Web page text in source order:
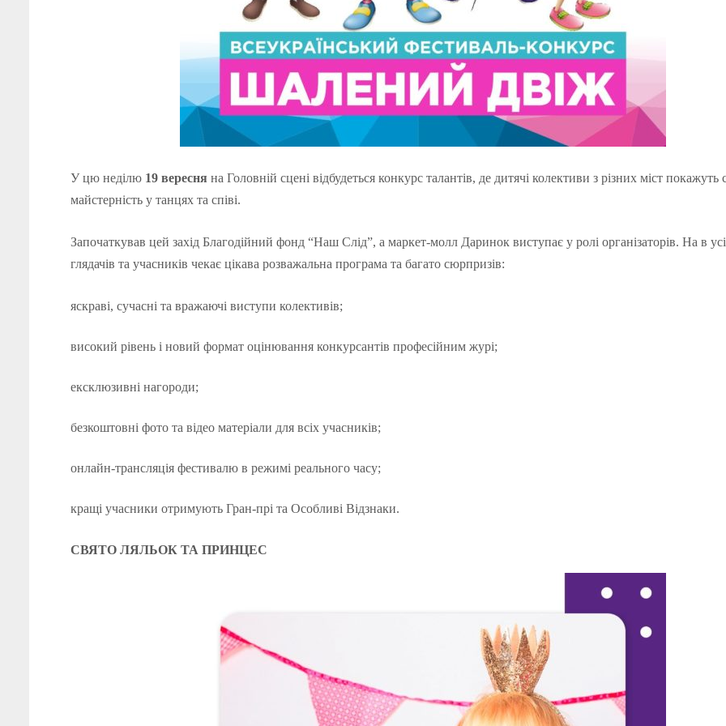
У цю неділю 19 вересня на Головній сцені відбудеться конкурс талантів, де дитячі колективи з різних міст покажуть
майстерність у танцях та співі.
Започаткував цей захід Благодійний фонд “Наш Слід”, а маркет-молл Даринок виступає у ролі організаторів. На в
глядачів та учасників чекає цікава розважальна програма та багато сюрпризів:
яскраві, сучасні та вражаючі виступи колективів;
високий рівень і новий формат оцінювання конкурсантів професійним журі;
ексклюзивні нагороди;
безкоштовні фото та відео матеріали для всіх учасників;
онлайн-трансляція фестивалю в режимі реального часу;
кращі учасники отримують Гран-прі та Особливі Відзнаки.
СВЯТО ЛЯЛЬОК ТА ПРИНЦЕС